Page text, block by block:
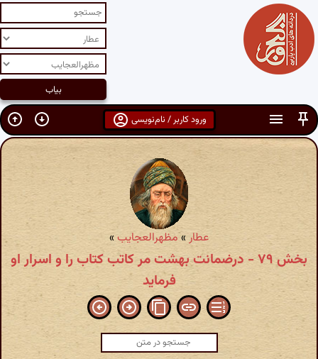
ورود کاربر / نام‌نویسی
عطار» مظهرالعجایب»
بخش ۷۹ - درضمانت بهشت مر کاتب کتاب را و اسرار او
فرماید